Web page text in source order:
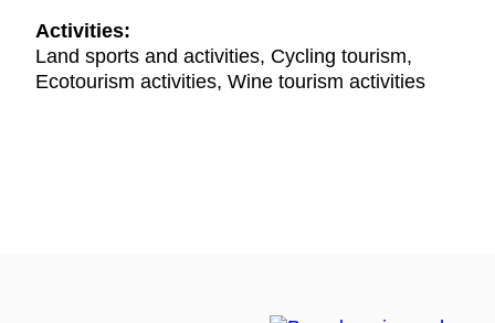
Activities:
Land sports and activities, Cycling tourism,
Ecotourism activities, Wine tourism activities